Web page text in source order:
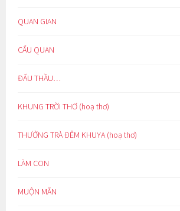
QUAN GIAN
CẨU QUAN
ĐẤU THẦU…
KHUNG TRỜI THƠ (hoạ thơ)
THƯỞNG TRÀ ĐÊM KHUYA (hoạ thơ)
LÀM CON
MUỘN MẰN